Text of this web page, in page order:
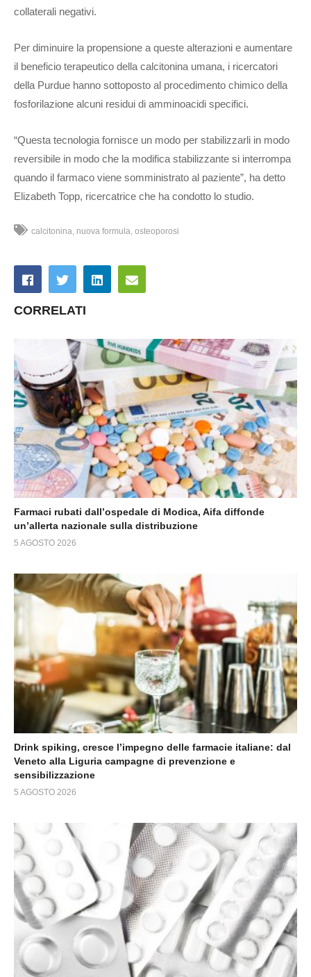
collaterali negativi.
Per diminuire la propensione a queste alterazioni e aumentare
il beneficio terapeutico della calcitonina umana, i ricercatori
della Purdue hanno sottoposto al procedimento chimico della
fosforilazione alcuni residui di amminoacidi specifici.
“Questa tecnologia fornisce un modo per stabilizzarli in modo
reversibile in modo che la modifica stabilizzante si interrompa
quando il farmaco viene somministrato al paziente”, ha detto
Elizabeth Topp, ricercatrice che ha condotto lo studio.
calcitonina nuova formula osteoporosi
CORRELATI
Farmaci rubati dall’ospedale di Modica, Aifa diffonde
un’allerta nazionale sulla distribuzione
5 AGOSTO 2026
Drink spiking, cresce l’impegno delle farmacie italiane: dal
Veneto alla Liguria campagne di prevenzione e
sensibilizzazione
5 AGOSTO 2026